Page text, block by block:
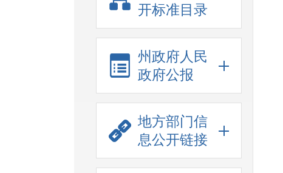
开标准目录
州政府人民
政府公报
地方部门信
息公开链接